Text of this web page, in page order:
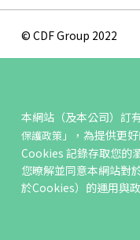
本網站（及本公司）訂
保護政策」
，為提供更
Cookies 記錄存取您的
您暸解並同意本網站對
於Cookies）的運用與政
© CDF Group 2022
網站地圖
聯絡我們